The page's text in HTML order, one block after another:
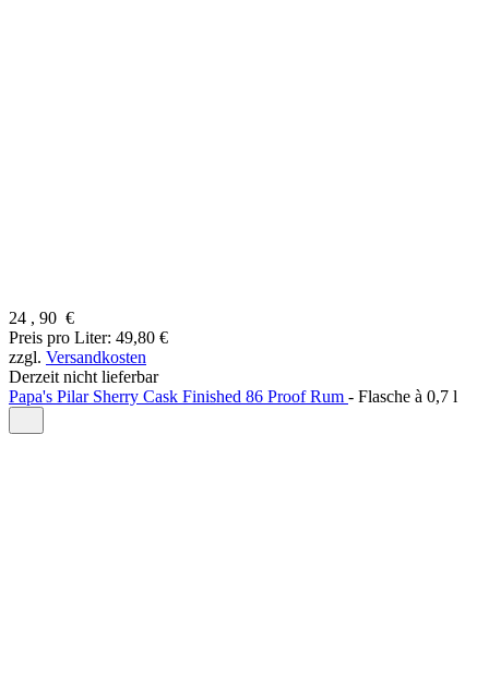
24 , 90 €
Preis pro Liter: 49,80 €
zzgl. Versandkosten
Derzeit nicht lieferbar
Papa's Pilar Sherry Cask Finished 86 Proof Rum - Flasche à 0,7 l